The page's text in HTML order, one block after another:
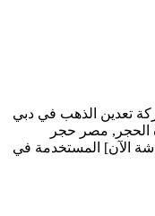
تعدين الذهب في دبي
الحجر, مصر حجر
الآن] المستخدمة في